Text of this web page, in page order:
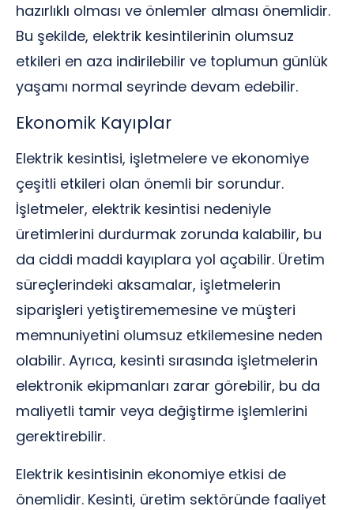
hazırlıklı olması ve önlemler alması önemlidir.
Bu şekilde, elektrik kesintilerinin olumsuz
etkileri en aza indirilebilir ve toplumun günlük
yaşamı normal seyrinde devam edebilir.
Ekonomik Kayıplar
Elektrik kesintisi, işletmelere ve ekonomiye
çeşitli etkileri olan önemli bir sorundur.
İşletmeler, elektrik kesintisi nedeniyle
üretimlerini durdurmak zorunda kalabilir, bu
da ciddi maddi kayıplara yol açabilir. Üretim
süreçlerindeki aksamalar, işletmelerin
siparişleri yetiştirememesine ve müşteri
memnuniyetini olumsuz etkilemesine neden
olabilir. Ayrıca, kesinti sırasında işletmelerin
elektronik ekipmanları zarar görebilir, bu da
maliyetli tamir veya değiştirme işlemlerini
gerektirebilir.
Elektrik kesintisinin ekonomiye etkisi de
önemlidir. Kesinti, üretim sektöründe faaliyet